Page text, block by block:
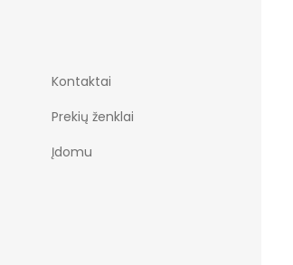
Kontaktai
Prekių ženklai
Įdomu